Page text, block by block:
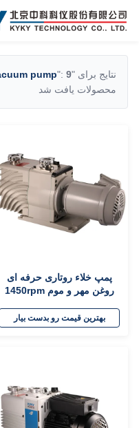
نتایج برای " pump": 9
محصولات یافت شد
پمپ خلاء روتاری حرفه ای
روغن مهر و موم 1450rpm
بهترین قیمت رو بدست بیار